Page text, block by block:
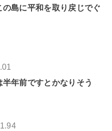
島に平和を取り戻じでぐ
年前ですとかなりそう